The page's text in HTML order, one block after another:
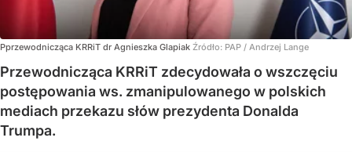
Pprzewodnicząca KRRiT dr Agnieszka Glapiak Źródło: PAP / Andrzej Lange
Przewodnicząca KRRiT zdecydowała o wszczęciu
postępowania ws. zmanipulowanego w polskich
mediach przekazu słów prezydenta Donalda
Trumpa.